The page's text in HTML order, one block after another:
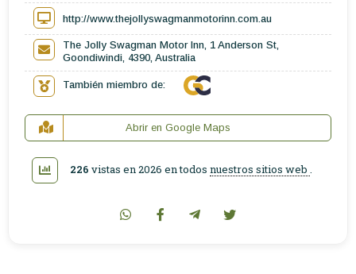
http://www.thejollyswagmanmotorinn.com.au
The Jolly Swagman Motor Inn, 1 Anderson St,
Goondiwindi, 4390, Australia
También miembro de:
Abrir en Google Maps
226 vistas en 2026 en todos nuestros sitios web .